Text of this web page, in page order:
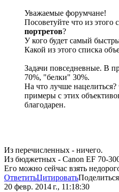
Уважаемые форумчане!
Посоветуйте что из этого
портретов?
У кого будет самый
Какой из этого списка
Задачи повседневные. В
70%, "белки" 30%.
На что лучше нацелиться?
примеры с этих
благодарен.
Из перечисленных - ничего.
Из бюджетных - Canon EF 70-
Его можно сейчас взять
ОтветитьЦитироватьПоделиться
20 февр. 2014 г., 11:18:30